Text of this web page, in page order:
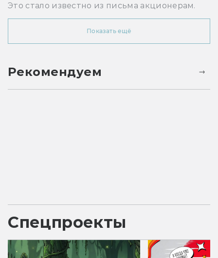
Это стало известно из письма акционерам.
Показать ещё
Рекомендуем
Спецпроекты